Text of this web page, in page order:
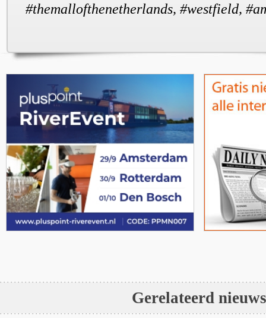
#themallofthenetherlands, #westfield,
Gerelateerd nieuws